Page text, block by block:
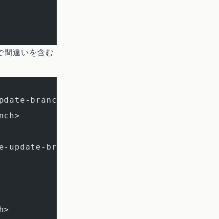
間違いを含む
HEAD <- 差分が復活する(間違いは
branch>